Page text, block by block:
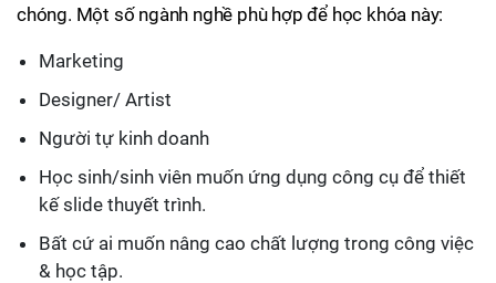
chóng. Một số ngành nghề phù hợp để học khóa này:
Marketing
Designer/ Artist
Người tự kinh doanh
Học sinh/sinh viên muốn ứng dụng công cụ để thiết
kế slide thuyết trình.
Bất cứ ai muốn nâng cao chất lượng trong công việc
& học tập.